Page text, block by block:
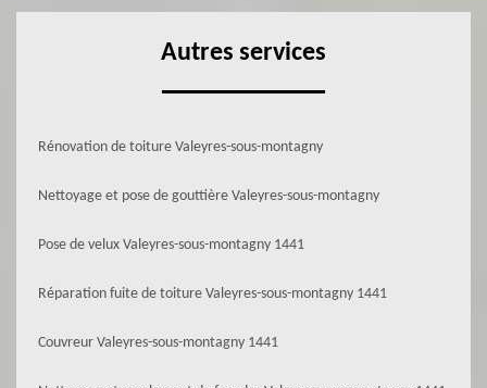
Autres services
Rénovation de toiture Valeyres-sous-montagny
Nettoyage et pose de gouttière Valeyres-sous-montagny
Pose de velux Valeyres-sous-montagny 1441
Réparation fuite de toiture Valeyres-sous-montagny 1441
Couvreur Valeyres-sous-montagny 1441